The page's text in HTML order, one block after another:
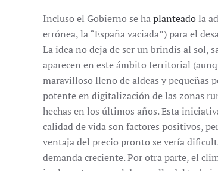
Incluso el Gobierno se haplanteadola
errónea, la “España vaciada”) para el
La idea no deja de ser un brindis al sol,
aparecen en este ámbito territorial
maravilloso lleno de aldeas y pequeñas
potente en digitalización de las zonas
hechas en los últimos años. Esta
calidad de vida son factores positivos,
ventaja del precio pronto se vería
demanda creciente. Por otra parte, el